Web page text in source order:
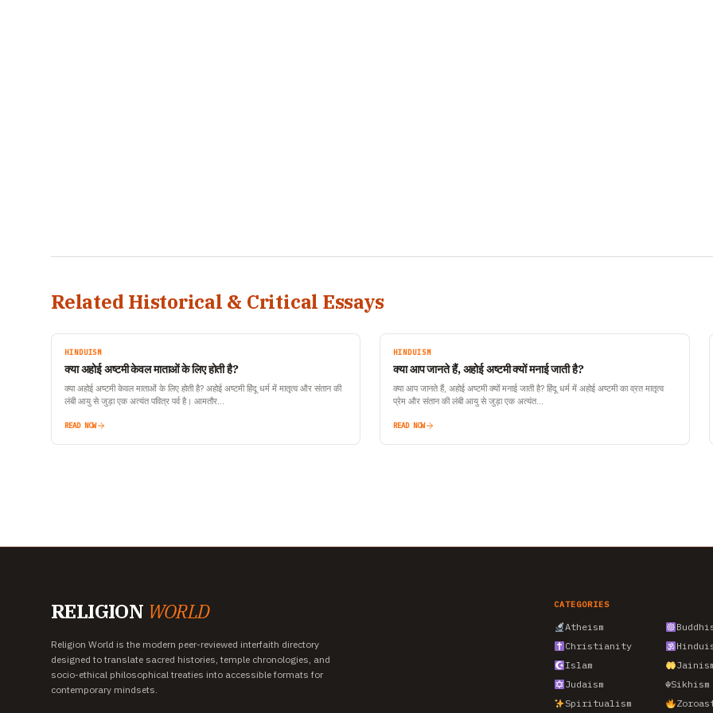
Related Historical & Critical Essays
HINDUISM
क्या अहोई अष्टमी केवल माताओं के लिए होती है?
क्या अहोई अष्टमी केवल माताओं के लिए होती है? अहोई अष्टमी हिंदू धर्म में मातृत्व और संतान की
लंबी आयु से जुड़ा एक अत्यंत पवित्र पर्व है। आमतौर…
READ NOW
HINDUISM
क्या आप जानते हैं, अहोई अष्टमी क्यों मनाई जाती है?
क्या आप जानते हैं, अहोई अष्टमी क्यों मनाई जाती है? हिंदू धर्म में अहोई अष्टमी का व्रत मातृत्व
प्रेम और संतान की लंबी आयु से जुड़ा एक अत्यंत…
READ NOW
RELIGION WORLD
Religion World is the modern peer-reviewed interfaith directory
designed to translate sacred histories, temple chronologies, and
socio-ethical philosophical treaties into accessible formats for
contemporary mindsets.
CATEGORIES
Atheism
Christianity
Islam
Judaism
☬Sikhism
Spiritualism